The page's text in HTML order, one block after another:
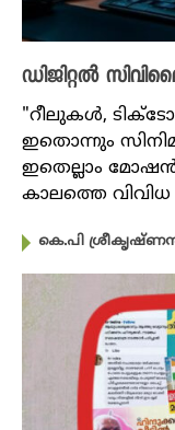
ഡിജിറ്റൽ
"റീലുകൾ,
ഇതൊന്നും
ഇതെല്ലാം
കാലത്തെ വിവിധ
കെ.പി